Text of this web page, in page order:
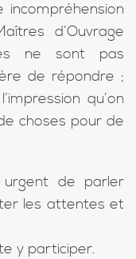
incompréhension
d’Ouvrage
ne sont pas
de répondre ;
qu’on
choses pour de
de parler
les attentes et
y participer.